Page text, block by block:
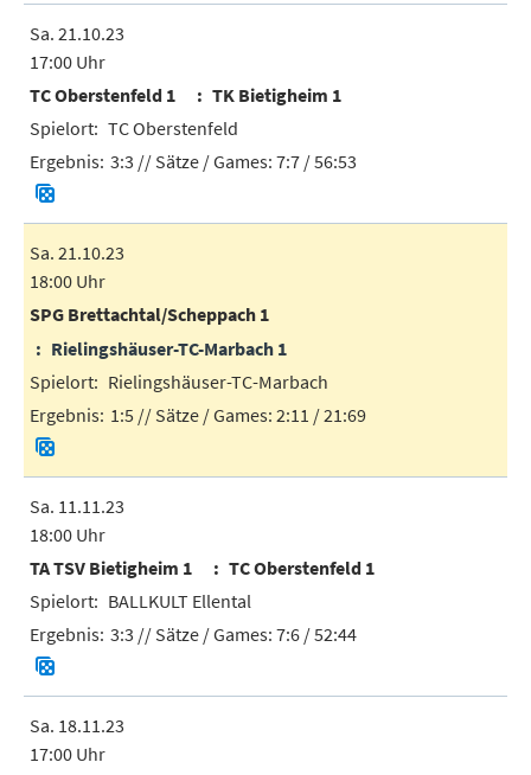
Sa. 21.10.23
17:00 Uhr
TC Oberstenfeld 1
TK Bietigheim 1
TC Oberstenfeld
3:3 // Sätze / Games: 7:7 / 56:53
Sa. 21.10.23
18:00 Uhr
SPG Brettachtal/Scheppach 1
Rielingshäuser-TC-Marbach 1
Rielingshäuser-TC-Marbach
1:5 // Sätze / Games: 2:11 / 21:69
Sa. 11.11.23
18:00 Uhr
TA TSV Bietigheim 1
TC Oberstenfeld 1
BALLKULT Ellental
3:3 // Sätze / Games: 7:6 / 52:44
Sa. 18.11.23
17:00 Uhr